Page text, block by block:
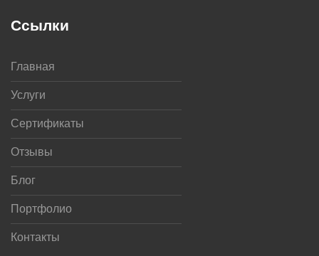
Ссылки
Главная
Услуги
Сертификаты
Отзывы
Блог
Портфолио
Контакты